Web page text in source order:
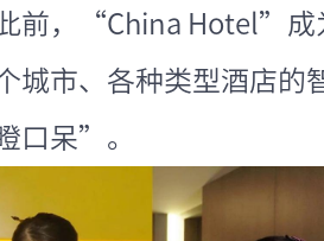
前，“China Hotel”成
城市、各种类型酒店的
口呆”。